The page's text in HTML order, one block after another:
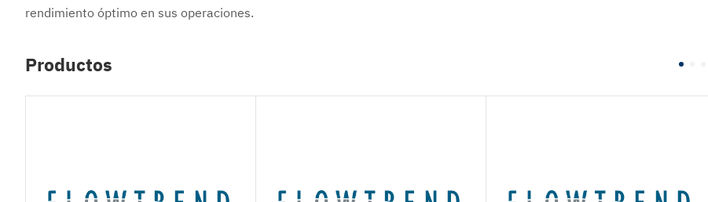
rendimiento óptimo en sus operaciones.
Productos